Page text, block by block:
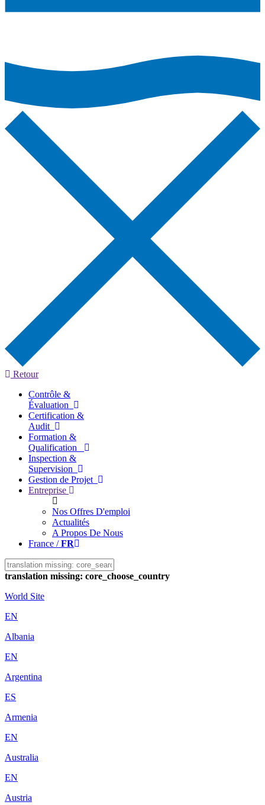
Retour
Contrôle &
Évaluation
Certification &
Audit
Formation &
Qualification
Inspection &
Supervision
Gestion de Projet
Entreprise
Nos Offres D'emploi
Actualités
A Propos De Nous
France /FR
translation missing: core_choose_country
World Site
EN
Albania
EN
Argentina
ES
Armenia
EN
Australia
EN
Austria